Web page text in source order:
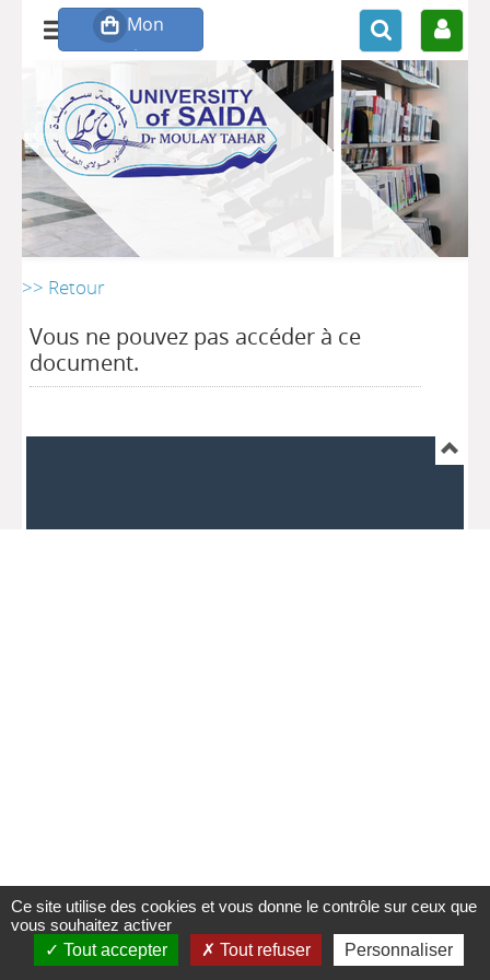
>> Retour
Vous ne pouvez pas accéder à ce
document.
Ce site utilise des cookies et vous donne le contrôle sur ceux que
vous souhaitez activer
Tout accepter
Tout refuser Personnaliser